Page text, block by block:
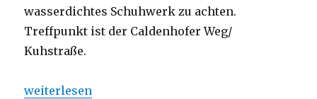
wasserdichtes Schuhwerk zu achten.
Treffpunkt ist der Caldenhofer Weg/
Kuhstraße.
„Wie die Ahseschlinge seltenen Fischarten helfen
weiterlesen